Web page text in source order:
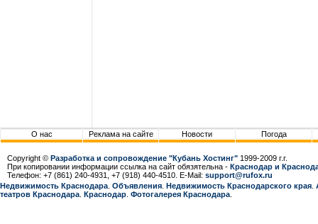
О нас Реклама на сайте Новости Погода
Copyright © Разработка и сопровождение "Кубань Хостинг" 1999-2009 г.г.
При копировании информации ссылка на сайт обязятельна - Краснодар и
Телефон: +7 (861) 240-4931, +7 (918) 440-4510. E-Mail: support@rufox.ru
Недвижимость Краснодара Объявления Недвижимость Краснодарcкого края
театров Краснодара Краснодар Фотогалерея Краснодара